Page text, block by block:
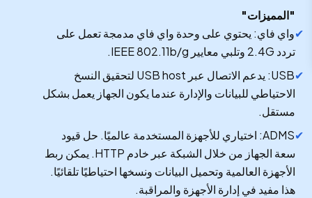
"المميزات"
واي فاي: يحتوي على وحدة واي فاي مدمجة تعمل على
تردد 2.4G وتلبي معايير IEEE 802.11b/g.
USB: يدعم الاتصال عبر USB host لتحقيق النسخ
الاحتياطي للبيانات والإدارة عندما يكون الجهاز يعمل بشكل
مستقل.
ADMS: اختياري للأجهزة المستخدمة عالميًا. حل قيود
سعة الجهاز من خلال الشبكة عبر خادم HTTP. يمكن ربط
الأجهزة العالمية وتحميل البيانات ونسخها احتياطيًا تلقائيًا.
هذا مفيد في إدارة الأجهزة والمراقبة.